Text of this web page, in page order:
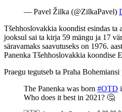
— Pavel Žilka (@ZilkaPavel)
Tšehhoslovakkia koondist esindas ta
jooksul sai ta kirja 59 mängu ja 17
säravamaks saavutuseks on 1976.
Panenka Tšehhoslovakkia koondise
Praegu tegutseb ta Praha Bohemiansi
The Panenka was born #OTD
Who does it best in 2021? 🤔